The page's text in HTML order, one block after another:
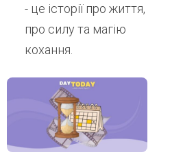
- це історії про життя,
про силу та магію
кохання.